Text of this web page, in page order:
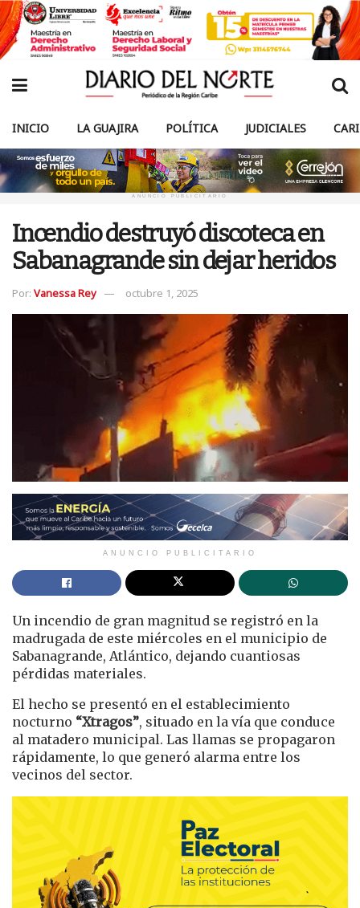
INICIO LA GUAJIRA POLÍTICA JUDICIALES
ANUNCIO PUBLICITARIO
Incendio destruyó discoteca en
Sabanagrande sin dejar heridos
Por: Vanessa Rey octubre 1, 2025
ANUNCIO PUBLICITARIO
Un incendio de gran magnitud se registró en la
madrugada de este miércoles en el municipio de
Sabanagrande, Atlántico, dejando cuantiosas
pérdidas materiales.
El hecho se presentó en el establecimiento
nocturno “Xtragos”, situado en la vía que conduce
al matadero municipal. Las llamas se propagaron
rápidamente, lo que generó alarma entre los
vecinos del sector.